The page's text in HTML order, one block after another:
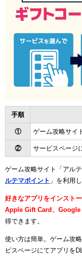
手順
① ゲーム攻略サイ
② サービスページ
ゲーム攻略サイト「アル
ルテマポイント 」を利用
好きなアプリをインスト
Apple Gift Card、Google
得できます。
使い方は簡単。ゲーム攻
ビスページにてアプリを